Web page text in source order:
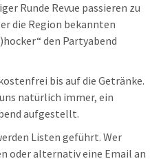
Runde Revue passieren zu
die Region bekannten
den Partyabend
bis auf die Getränke.
natürlich immer, ein
aufgestellt.
Listen geführt. Wer
oder alternativ eine Email an